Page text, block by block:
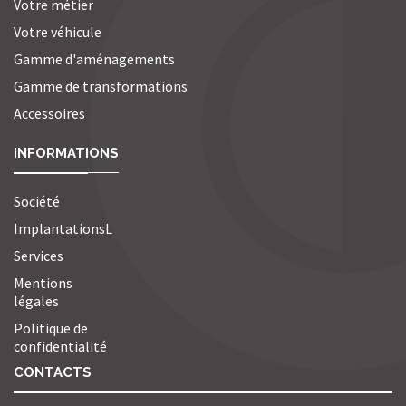
Votre métier
Votre véhicule
Gamme d'aménagements
Gamme de transformations
Accessoires
INFORMATIONS
Société
ImplantationsL
Services
Mentions
légales
Politique de
confidentialité
CONTACTS